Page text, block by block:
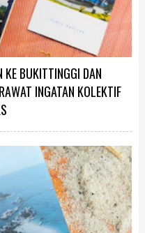
KE BUKITTINGGI DAN
INGATAN KOLEKTIF